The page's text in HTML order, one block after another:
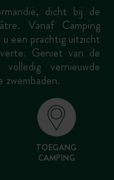
dicht bij de
Vanaf Camping
een prachtig uitzicht
Geniet van de
vernieuwde
zwembaden.
TOEGANG
CAMPING